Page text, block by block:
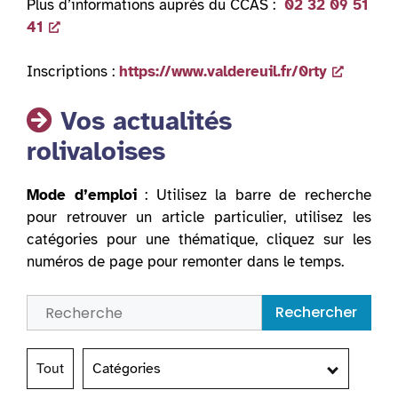
Plus d’informations auprès du CCAS : 02 32 09 51
41
Inscriptions : https://www.valdereuil.fr/0rty
Vos actualités
rolivaloises
Mode d’emploi: Utilisez la barre de recherche
pour retrouver un article particulier, utilisez les
catégories pour une thématique, cliquez sur les
numéros de page pour remonter dans le temps.
Rechercher
Tout Catégories